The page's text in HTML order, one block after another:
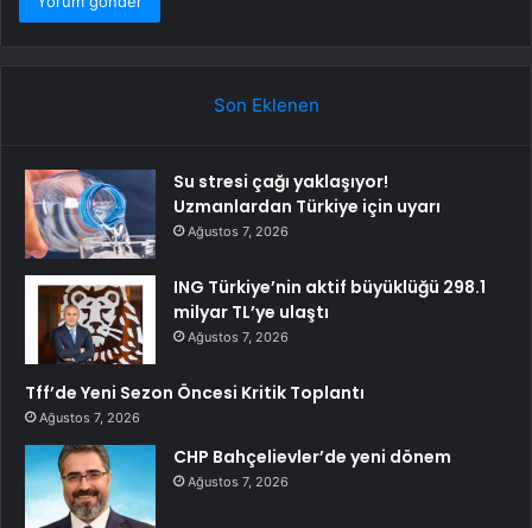
Son Eklenen
Su stresi çağı yaklaşıyor!
Uzmanlardan Türkiye için uyarı
Ağustos 7, 2026
ING Türkiye’nin aktif büyüklüğü 298.1
milyar TL’ye ulaştı
Ağustos 7, 2026
Tff’de Yeni Sezon Öncesi Kritik Toplantı
Ağustos 7, 2026
CHP Bahçelievler’de yeni dönem
Ağustos 7, 2026